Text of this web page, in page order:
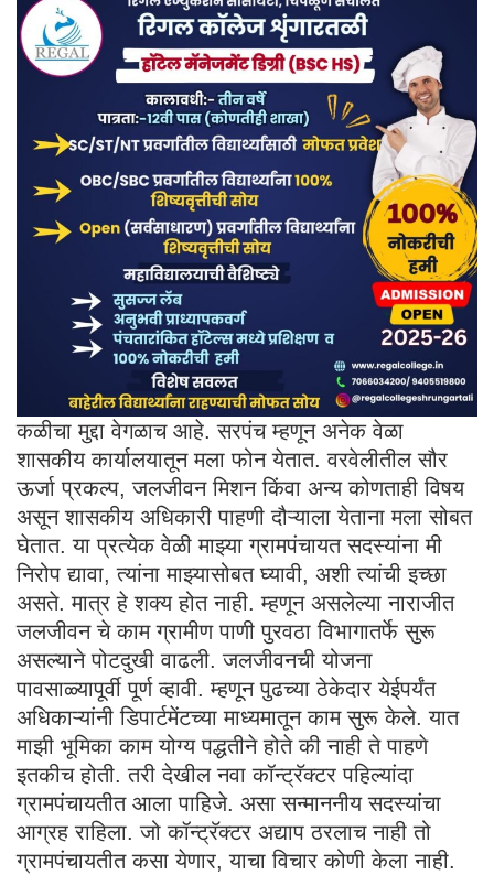
कळीचा मुद्दा वेगळाच आहे. सरपंच म्हणून अनेक वेळा
शासकीय कार्यालयातून मला फोन येतात. वरवेलीतील सौर
ऊर्जा प्रकल्प, जलजीवन मिशन किंवा अन्य कोणताही विषय
असून शासकीय अधिकारी पाहणी दौऱ्याला येताना मला सोबत
घेतात. या प्रत्येक वेळी माझ्या ग्रामपंचायत सदस्यांना मी
निरोप द्यावा, त्यांना माझ्यासोबत घ्यावी, अशी त्यांची इच्छा
असते. मात्र हे शक्य होत नाही. म्हणून असलेल्या नाराजीत
जलजीवन चे काम ग्रामीण पाणी पुरवठा विभागातर्फे सुरू
असल्याने पोटदुखी वाढली. जलजीवनची योजना
पावसाळ्यापूर्वी पूर्ण व्हावी. म्हणून पुढच्या ठेकेदार येईपर्यंत
अधिकाऱ्यांनी डिपार्टमेंटच्या माध्यमातून काम सुरू केले. यात
माझी भूमिका काम योग्य पद्धतीने होते की नाही ते पाहणे
इतकीच होती. तरी देखील नवा कॉन्ट्रॅक्टर पहिल्यांदा
ग्रामपंचायतीत आला पाहिजे. असा सन्माननीय सदस्यांचा
आग्रह राहिला. जो कॉन्ट्रॅक्टर अद्याप ठरलाच नाही तो
ग्रामपंचायतीत कसा येणार, याचा विचार कोणी केला नाही.